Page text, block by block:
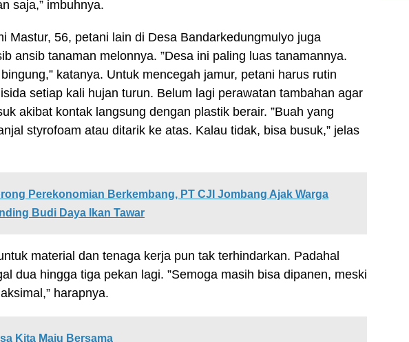
saja,” imbuhnya.
Mastur, 56, petani lain di Desa Bandarkedungmulyo juga
ansib tanaman melonnya. ”Desa ini paling luas tanamannya.
katanya. Untuk mencegah jamur, petani harus rutin
setiap kali hujan turun. Belum lagi perawatan tambahan agar
akibat kontak langsung dengan plastik berair. ”Buah yang
styrofoam atau ditarik ke atas. Kalau tidak, bisa busuk,” jelas
Perekonomian Berkembang, PT CJI Jombang Ajak Warga
Budi Daya Ikan Tawar
material dan tenaga kerja pun tak terhindarkan. Padahal
dua hingga tiga pekan lagi. ”Semoga masih bisa dipanen, meski
harapnya.
Kita Maju Bersama